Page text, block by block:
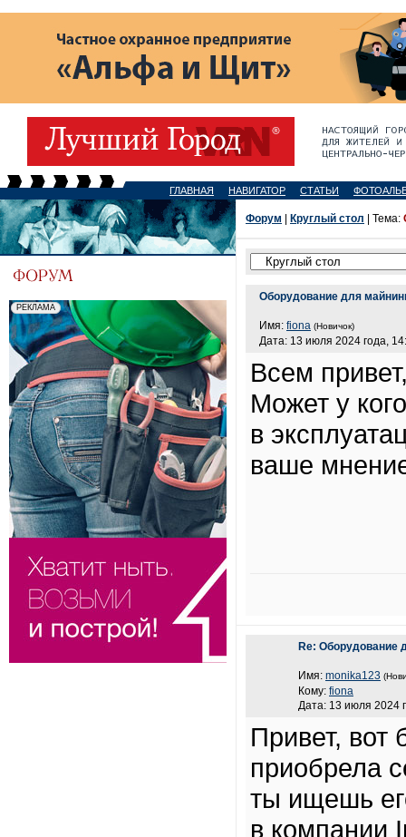
ГЛАВНАЯ НАВИГАТОР СТАТЬИ
Форум Круглый стол | Тема:
Оборудование для
Имя: fiona (Новичок)
Дата: 13 июля 2024 года,
Всем
Может у
в
ваше
Re: Оборудование
Имя: monika123
Кому: fiona
Дата: 13 июля 2024
Привет, вот
приобрела
ты ищешь
в компании